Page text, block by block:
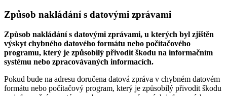
Způsob nakládání s datovými zprávami
Způsob nakládání s datovými zprávami, u kterých byl zjištěn
výskyt chybného datového formátu nebo počítačového
programu, který je způsobilý přivodit škodu na informačním
systému nebo zpracovávaných informacích.
Pokud bude na adresu doručena datová zpráva v chybném datovém
formátu nebo počítačový program, který je způsobilý přivodit škodu